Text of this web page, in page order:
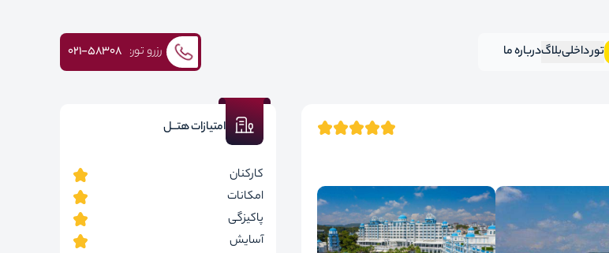
تور داخلیبلاگدرباره ما رزرو تور: ۰۲۱-58308
امتیازات هتــل
کارکنان
امکانات
پاکیزگی
آسایش